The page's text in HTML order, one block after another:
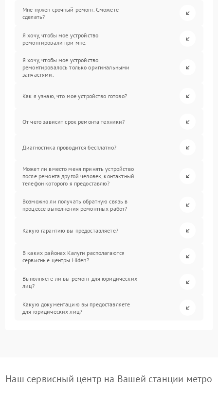
Мне нужен срочный ремонт. Сможете
сделать?
Я хочу, чтобы мое устройство
ремонтировали при мне.
Я хочу, чтобы мое устройство
ремонтировалось только оригинальными
запчастями.
Как я узнаю, что мое устройство готово?
От чего зависит срок ремонта техники?
Диагностика проводится бесплатно?
Может ли вместо меня принять устройство
после ремонта другой человек, контактный
телефон которого я предоставлю?
Возможно ли получать обратную связь в
процессе выполнения ремонтных работ?
Какую гарантию вы предоставляете?
В каких районах Калуги располагаются
сервисные центры Hiden?
Выполняете ли вы ремонт для юридических
лиц?
Какую документацию вы предоставляете
для юридических лиц?
Наш сервисный центр на Вашей станции метро